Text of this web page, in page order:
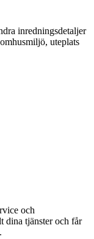
inredningsdetaljer
uteplats
och
dina tjänster och får